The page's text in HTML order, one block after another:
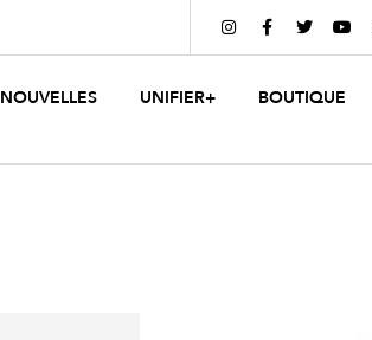
   
NOUVELLES UNIFIER+ BOUTIQUE